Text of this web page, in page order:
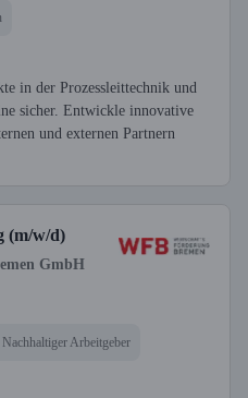
in der Prozessleittechnik und
sicher. Entwickle innovative
und externen Partnern
(m/w/d)
GmbH
Nachhaltiger Arbeitgeber